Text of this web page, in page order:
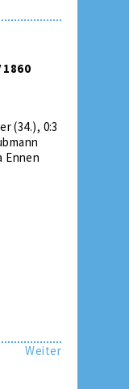
(34.), 0:3
Ennen
Weiter